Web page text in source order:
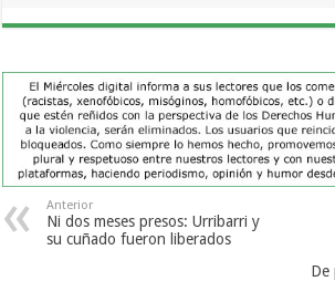
Anterior
Ni dos meses presos: Urribarri y
su cuñado fueron liberados
De